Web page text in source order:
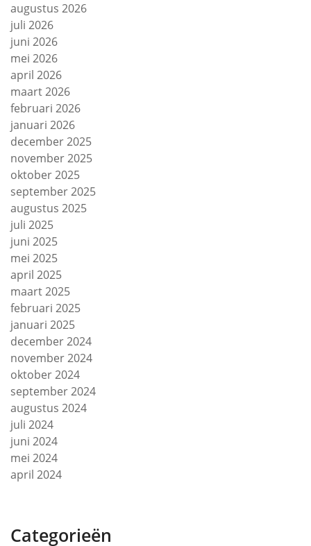
augustus 2026
juli 2026
juni 2026
mei 2026
april 2026
maart 2026
februari 2026
januari 2026
december 2025
november 2025
oktober 2025
september 2025
augustus 2025
juli 2025
juni 2025
mei 2025
april 2025
maart 2025
februari 2025
januari 2025
december 2024
november 2024
oktober 2024
september 2024
augustus 2024
juli 2024
juni 2024
mei 2024
april 2024
Categorieën